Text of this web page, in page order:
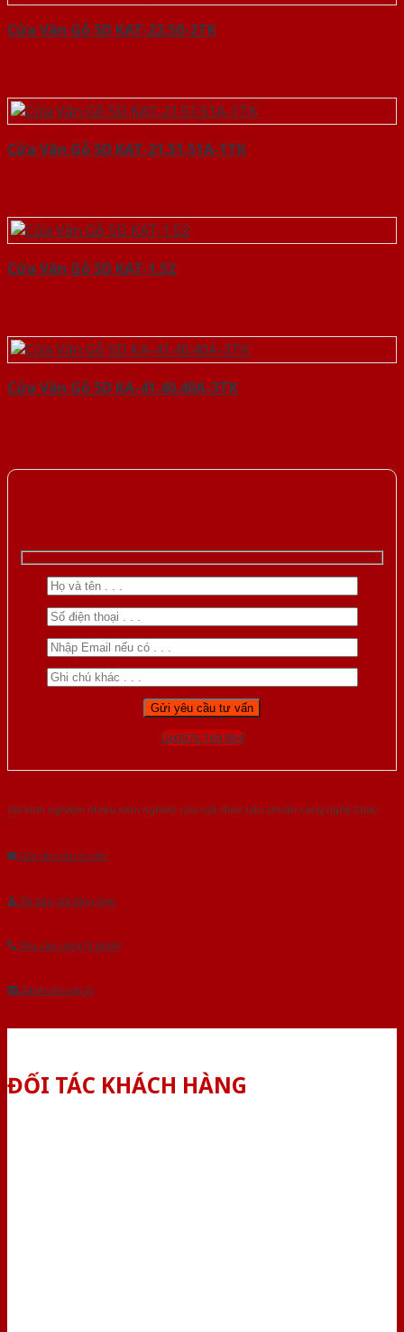
Cửa Vân Gỗ 5D KAT-22.50-2TK
Cửa Vân Gỗ 5D KAT-21.51.51A-1TK
Cửa Vân Gỗ 5D KAT-1.52
Cửa Vân Gỗ 5D KA-41.40.40A-3TK
Gọi 0976.169.864
Với kinh nghiệm nhiêu năm nghiên cứu cửa theo tiêu chuẩn công nghệ Châu
Âu.Chúng tôi tự tin là nhà sản xuất & cung cấp hàng đầu tại Việt Nam!
Gửi yêu cầu tư vấn
Tải báo giá tổng hợp
Yêu cầu gọi lại (3 phút)
Dành cho đại lý
ĐỐI TÁC KHÁCH HÀNG